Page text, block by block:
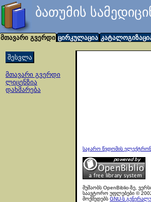
ბათუმის
მთავარი გვერდი ცირკულაცია
მთავარი გვერდი
ლიცენზია
დახმარება
საჯარო წვდომის
მუშაობს OpenBiblio-ზე,
საავტორო უფლებები ©
მოქმედებს GNU-ს